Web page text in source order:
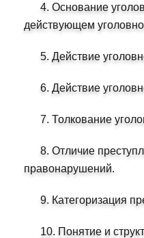
4. Основание
действующем
5. Действие
6. Действие
7. Толкование
8. Отличие
правонарушений.
9. Категоризация
10. Понятие и